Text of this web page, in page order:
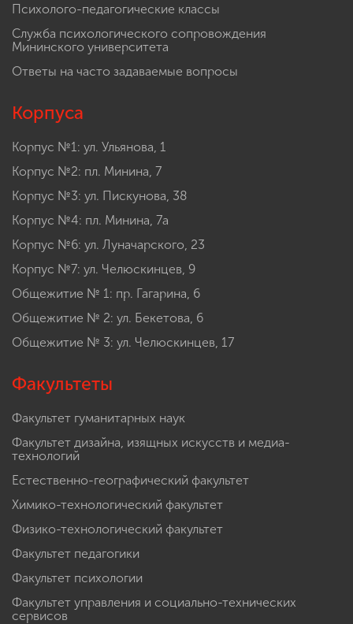
Психолого-педагогические классы
Служба психологического сопровождения
Мининского университета
Ответы на часто задаваемые вопросы
Корпуса
Корпус №1: ул. Ульянова, 1
Корпус №2: пл. Минина, 7
Корпус №3: ул. Пискунова, 38
Корпус №4: пл. Минина, 7а
Корпус №6: ул. Луначарского, 23
Корпус №7: ул. Челюскинцев, 9
Общежитие № 1: пр. Гагарина, 6
Общежитие № 2: ул. Бекетова, 6
Общежитие № 3: ул. Челюскинцев, 17
Факультеты
Факультет гуманитарных наук
Факультет дизайна, изящных искусств и медиа-
технологий
Естественно-географический факультет
Химико-технологический факультет
Физико-технологический факультет
Факультет педагогики
Факультет психологии
Факультет управления и социально-технических
сервисов